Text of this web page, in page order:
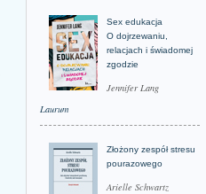
Sex edukacja
O dojrzewaniu,
relacjach i świadomej
zgodzie
Jennifer Lang
Laurum
Złożony zespół stresu
pourazowego
Arielle Schwartz